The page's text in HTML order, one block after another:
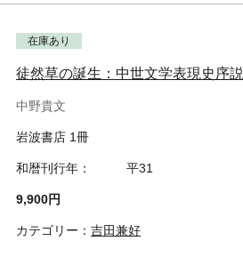
在庫あり
徒然草の誕生：中世文学表現史序説
中野貴文
岩波書店 1冊
和暦刊行年： 平31
9,900円
カテゴリー： 吉田兼好